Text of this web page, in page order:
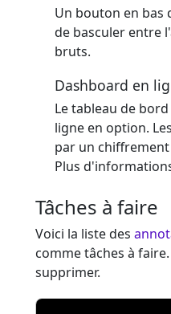
Un bouton en bas
de basculer entre
bruts.
Dashboard en
Le tableau de
ligne en option.
par un
Plus
Tâches à faire
Voici la liste des
comme tâches à
supprimer.